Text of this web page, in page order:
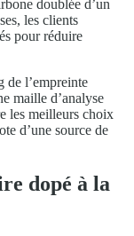
doublée d’un
les clients
pour réduire
de l’empreinte
maille d’analyse
les meilleurs choix
d’une source de
dopé à la